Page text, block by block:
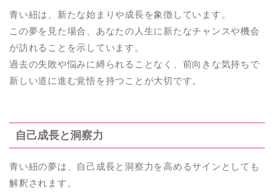
青い紐は、新たな始まりや成長を象徴しています。
この夢を見た場合、あなたの人生に新たなチャンスや機会
が訪れることを示しています。
過去の失敗や悩みに縛られることなく、前向きな気持ちで
新しい道に進む覚悟を持つことが大切です。
自己成長と洞察力
青い紐の夢は、自己成長と洞察力を高めるサインとしても
解釈されます。